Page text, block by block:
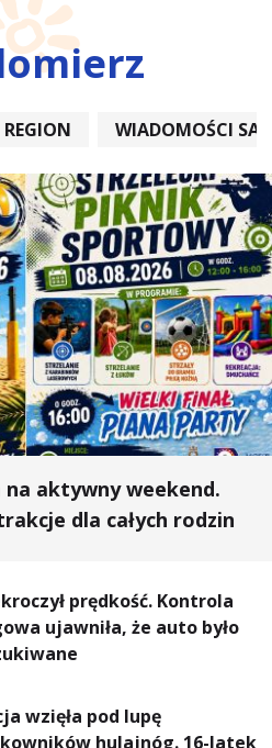
REGION WIADOMOŚCI
na aktywny weekend.
dla całych rodzin
prędkość. Kontrola
ujawniła, że auto było
wzięła pod lupę
hulajnóg. 16-latek